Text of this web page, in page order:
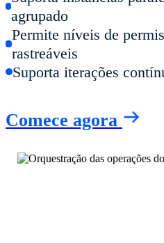
agrupado
Permite níveis de
rastreáveis
Suporta iterações
Comece agora